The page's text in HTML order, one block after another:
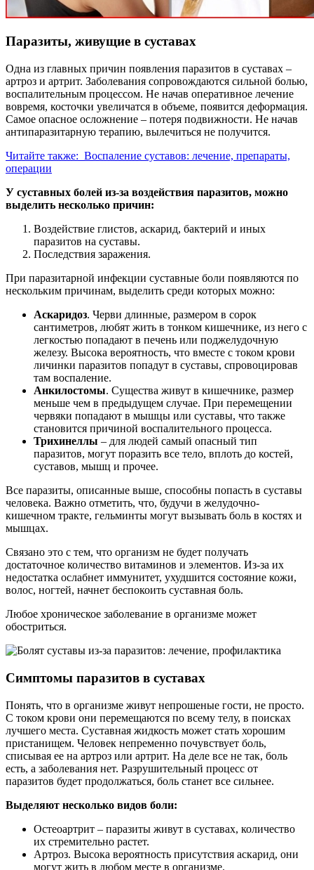
Паразиты, живущие в суставах
Одна из главных причин появления паразитов в суставах –
артроз и артрит. Заболевания сопровождаются сильной болью,
воспалительным процессом. Не начав оперативное лечение
вовремя, косточки увеличатся в объеме, появится деформация.
Самое опасное осложнение – потеря подвижности. Не начав
антипаразитарную терапию, вылечиться не получится.
Читайте также: Воспаление суставов: лечение, препараты,
операции
У суставных болей из-за воздействия паразитов, можно
выделить несколько причин:
Воздействие глистов, аскарид, бактерий и иных
паразитов на суставы.
Последствия заражения.
При паразитарной инфекции суставные боли появляются по
нескольким причинам, выделить среди которых можно:
Аскаридоз. Черви длинные, размером в сорок
сантиметров, любят жить в тонком кишечнике, из него с
легкостью попадают в печень или поджелудочную
железу. Высока вероятность, что вместе с током крови
личинки паразитов попадут в суставы, спровоцировав
там воспаление.
Анкилостомы. Существа живут в кишечнике, размер
меньше чем в предыдущем случае. При перемещении
червяки попадают в мышцы или суставы, что также
становится причиной воспалительного процесса.
Трихинеллы – для людей самый опасный тип
паразитов, могут поразить все тело, вплоть до костей,
суставов, мышц и прочее.
Все паразиты, описанные выше, способны попасть в суставы
человека. Важно отметить, что, будучи в желудочно-
кишечном тракте, гельминты могут вызывать боль в костях и
мышцах.
Связано это с тем, что организм не будет получать
достаточное количество витаминов и элементов. Из-за их
недостатка ослабнет иммунитет, ухудшится состояние кожи,
волос, ногтей, начнет беспокоить суставная боль.
Любое хроническое заболевание в организме может
обостриться.
Симптомы паразитов в суставах
Понять, что в организме живут непрошеные гости, не просто.
С током крови они перемещаются по всему телу, в поисках
лучшего места. Суставная жидкость может стать хорошим
пристанищем. Человек непременно почувствует боль,
списывая ее на артроз или артрит. На деле все не так, боль
есть, а заболевания нет. Разрушительный процесс от
паразитов будет продолжаться, боль станет все сильнее.
Выделяют несколько видов боли:
Остеоартрит – паразиты живут в суставах, количество
их стремительно растет.
Артроз. Высока вероятность присутствия аскарид, они
могут жить в любом месте в организме.